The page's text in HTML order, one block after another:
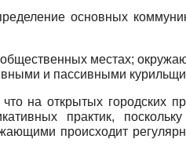
основных
местах;
и пассивными
на открытых городских
практик,
происходит